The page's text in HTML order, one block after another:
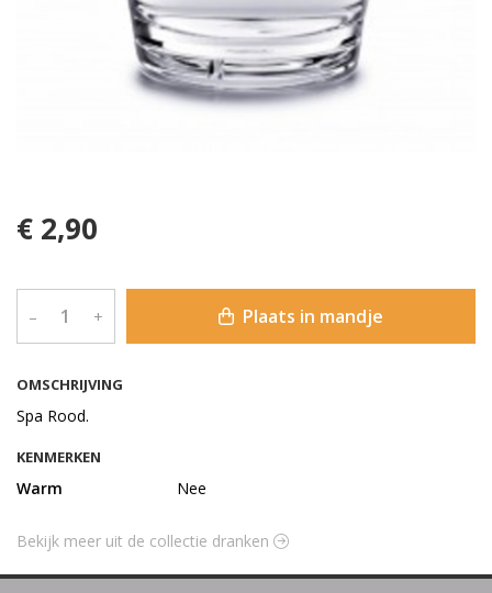
OMSCHRIJVING
Spa Rood.
€ 2,90
– + Plaats in mandje
KENMERKEN
Warm Nee
Bekijk meer uit de collectie dranken